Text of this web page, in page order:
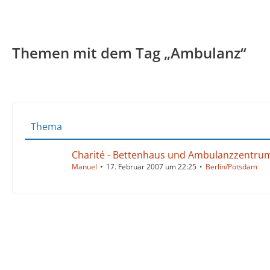
Themen mit dem Tag „Ambulanz“
Thema
Charité - Bettenhaus und
Manuel 17. Februar 2007 um 22:25 Berlin/Potsdam